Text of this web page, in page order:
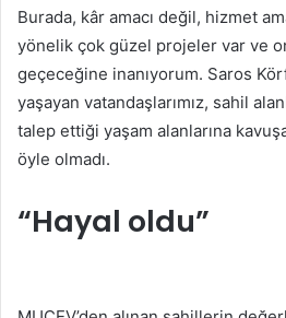
Burada, kâr amacı değil, hizmet
yönelik çok güzel projeler var ve
geçeceğine inanıyorum. Saros
yaşayan vatandaşlarımız, sahil
talep ettiği yaşam alanlarına
öyle olmadı.
“Hayal oldu”